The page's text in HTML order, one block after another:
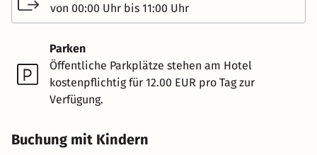
von 00:00 Uhr bis 11:00 Uhr
Parken
Öffentliche Parkplätze stehen am Hotel
kostenpflichtig für 12.00 EUR pro Tag zur
Verfügung.
Buchung mit Kindern